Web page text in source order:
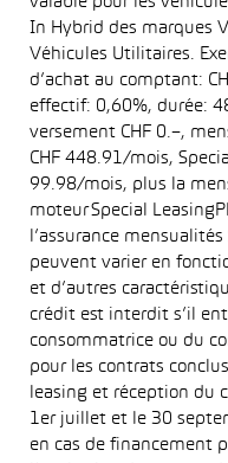
In Hybrid des marques
Véhicules Utilitaires.
d’achat au comptant:
effectif: 0,60%, durée:
versement CHF 0.–,
CHF 448.91/mois,
99.98/mois, plus la
moteur Special
l’assurance
peuvent varier en
et d’autres
crédit est interdit s’il
consommatrice ou du
pour les contrats
leasing et réception du
1er juillet et le 30
en cas de financement